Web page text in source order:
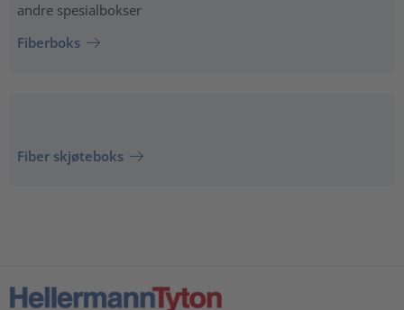
andre spesialbokser
Fiberboks
Fiber skjøteboks